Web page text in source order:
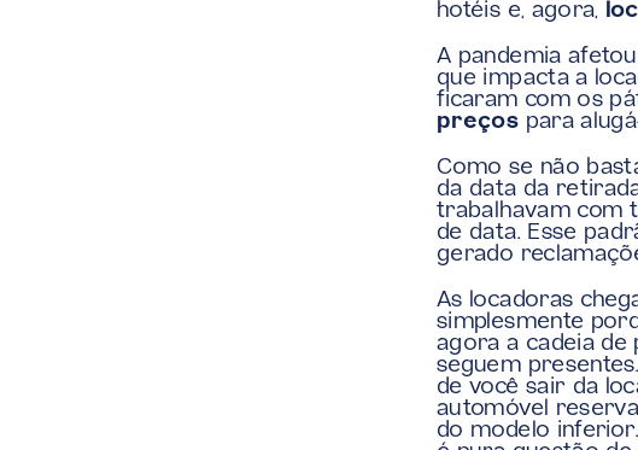
hotéis e, agora,
A pandemia
que impacta a
ficaram com os
preços para
Como se não
da data da
trabalhavam com
de data. Esse
gerado
As locadoras
simplesmente
agora a cadeia
seguem
de você sair da
automóvel
do modelo